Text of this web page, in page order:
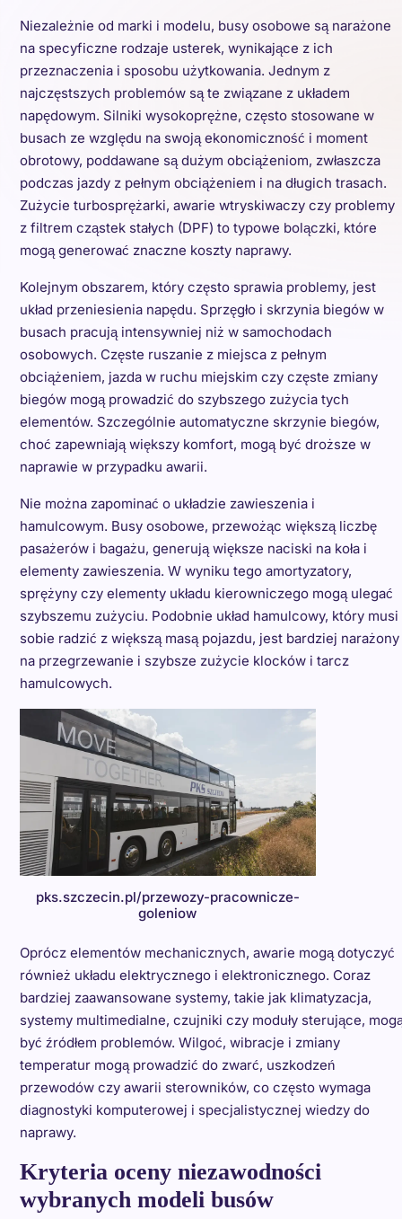
Niezależnie od marki i modelu, busy osobowe są narażone
na specyficzne rodzaje usterek, wynikające z ich
przeznaczenia i sposobu użytkowania. Jednym z
najczęstszych problemów są te związane z układem
napędowym. Silniki wysokoprężne, często stosowane w
busach ze względu na swoją ekonomiczność i moment
obrotowy, poddawane są dużym obciążeniom, zwłaszcza
podczas jazdy z pełnym obciążeniem i na długich trasach.
Zużycie turbosprężarki, awarie wtryskiwaczy czy problemy
z filtrem cząstek stałych (DPF) to typowe bolączki, które
mogą generować znaczne koszty naprawy.
Kolejnym obszarem, który często sprawia problemy, jest
układ przeniesienia napędu. Sprzęgło i skrzynia biegów w
busach pracują intensywniej niż w samochodach
osobowych. Częste ruszanie z miejsca z pełnym
obciążeniem, jazda w ruchu miejskim czy częste zmiany
biegów mogą prowadzić do szybszego zużycia tych
elementów. Szczególnie automatyczne skrzynie biegów,
choć zapewniają większy komfort, mogą być droższe w
naprawie w przypadku awarii.
Nie można zapominać o układzie zawieszenia i
hamulcowym. Busy osobowe, przewożąc większą liczbę
pasażerów i bagażu, generują większe naciski na koła i
elementy zawieszenia. W wyniku tego amortyzatory,
sprężyny czy elementy układu kierowniczego mogą ulegać
szybszemu zużyciu. Podobnie układ hamulcowy, który musi
sobie radzić z większą masą pojazdu, jest bardziej narażony
na przegrzewanie i szybsze zużycie klocków i tarcz
hamulcowych.
pks.szczecin.pl/przewozy-pracownicze-
goleniow
Oprócz elementów mechanicznych, awarie mogą dotyczyć
również układu elektrycznego i elektronicznego. Coraz
bardziej zaawansowane systemy, takie jak klimatyzacja,
systemy multimedialne, czujniki czy moduły sterujące,
być źródłem problemów. Wilgoć, wibracje i zmiany
temperatur mogą prowadzić do zwarć, uszkodzeń
przewodów czy awarii sterowników, co często wymaga
diagnostyki komputerowej i specjalistycznej wiedzy do
naprawy.
Kryteria oceny niezawodności
wybranych modeli busów